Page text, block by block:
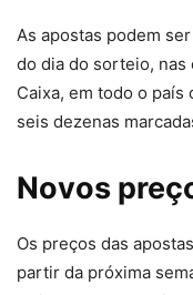
As apostas podem
do dia do sorteio, nas
Caixa, em todo o
seis dezenas
Novos
Os preços das
partir da próxima